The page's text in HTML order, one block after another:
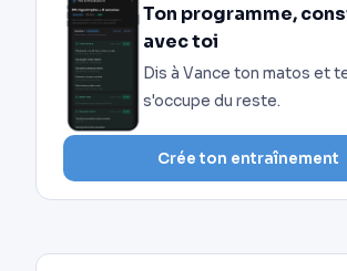
Ton programme,
avec toi
Dis à Vance ton matos et
s'occupe du reste.
Crée ton entraînement